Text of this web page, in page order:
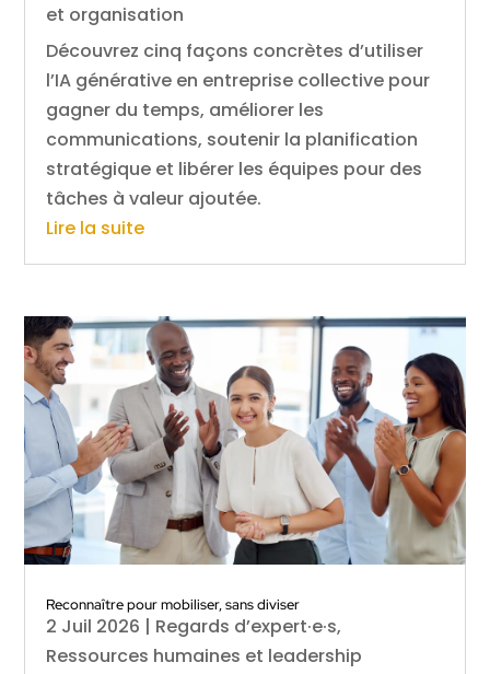
et organisation
Découvrez cinq façons concrètes d’utiliser
l’IA générative en entreprise collective pour
gagner du temps, améliorer les
communications, soutenir la planification
stratégique et libérer les équipes pour des
tâches à valeur ajoutée.
Lire la suite
Reconnaître pour mobiliser, sans diviser
2 Juil 2026 | Regards d’expert·e·s,
Ressources humaines et leadership